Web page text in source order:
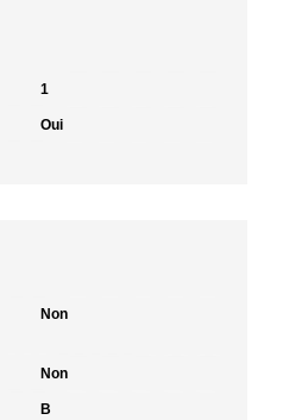
1
Oui
Non
Non
B